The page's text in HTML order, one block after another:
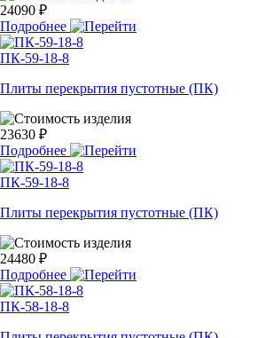
24090 ₽
Подробнее
ПК-59-18-8
Плиты перекрытия пустотные (ПК)
23630 ₽
Подробнее
ПК-59-18-8
Плиты перекрытия пустотные (ПК)
24480 ₽
Подробнее
ПК-58-18-8